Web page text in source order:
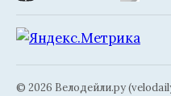
© 2026 Велодейли.ру